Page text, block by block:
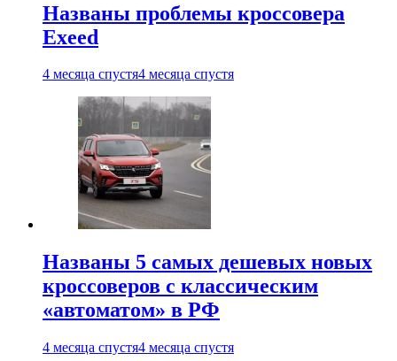
Названы проблемы кроссовера
Exeed
4 месяца спустя4 месяца спустя
Названы 5 самых дешевых новых
кроссоверов с классическим
«автоматом» в РФ
4 месяца спустя4 месяца спустя